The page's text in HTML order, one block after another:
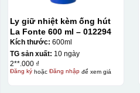
Ly giữ nhiệt kèm ống hút
La Fonte 600 ml – 012294
Kích thước: 600ml
TG sản xuất: 10 ngày
2**.000 ₫
Đăng kýhoặc Đăng nhậpđể xem giá